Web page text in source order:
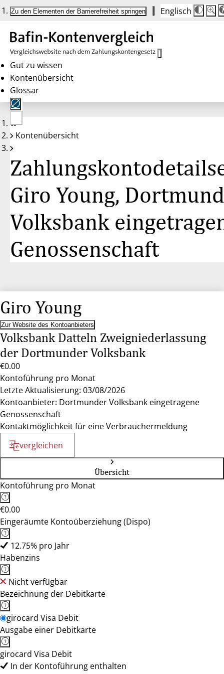
Zu den Elementen der Barrierefreiheit springen Englisch
Die
auf
100%
100%
Gut zu wissen
Kontenübersicht
Glossar
Keine
Konten
Kontenübersicht
Giro Young,
Volksbank
Genossenschaft
Giro Young
Zur Website des Kontoanbieters
Volksbank Datteln Zweigniederlassung
der Dortmunder Volksbank
€0.00
Kontoführung pro Monat
Letzte Aktualisierung: 03/08/2026
Kontoanbieter: Dortmunder Volksbank eingetragene
Genossenschaft
Kontaktmöglichkeit für eine Verbrauchermeldung
vergleichen
Übersicht
Kontoführung pro Monat
€0.00
Eingeräumte Kontoüberziehung (Dispo)
12.75% pro Jahr
Habenzins
Nicht verfügbar
Bezeichnung der Debitkarte
girocard Visa Debit
Ausgabe einer Debitkarte
girocard Visa Debit
In der Kontoführung enthalten